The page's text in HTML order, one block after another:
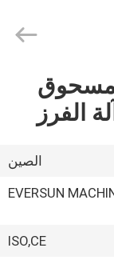
مسحوق
الفرز
الصين
EVERSUN
ISO,CE